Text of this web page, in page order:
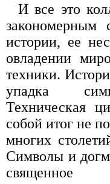
И все это
закономерным
истории, ее
овладении
техники.
упадка
Техническая
собой итог не
многих
Символы и